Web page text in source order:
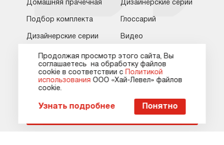
Ростов-на-Дону
О компании Ремонт
Оплата Контакты
Доставка Статьи и акции
Сервисные центры Кредит и рассрочка
Гарантия Карта сайта
Пожаловаться руководству
Домашняя прачечная
Подбор комплекта
Дизайнерские серии
Дизайнерские серии
Глоссарий
Видео
Мы в соцсетях
Пожаловаться руководству
Продолжая просмотр этого сайта, Вы
соглашаетесь на обработку файлов
сооkie в соответствии с
Политикой
использования ООО «Хай-Левел» файлов
сооkіе.
Узнать подробнее Понятно